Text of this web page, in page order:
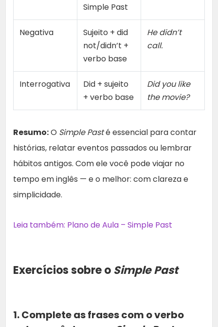
Simple Past
Negativa
Sujeito + did
not/didn’t +
verbo base
He didn’t
call.
Interrogativa
Did + sujeito
+ verbo base
Did you like
the movie?
Resumo:O Simple Pasté essencial para contar
histórias, relatar eventos passados ou lembrar
hábitos antigos. Com ele você pode viajar no
tempo em inglês — e o melhor: com clareza e
simplicidade.
Leia também: Plano de Aula – Simple Past
Exercícios sobre o Simple Past
1. Complete as frases com o verbo